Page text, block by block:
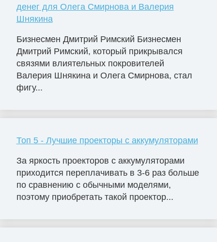
денег для Олега Смирнова и Валерия
Шнякина
Бизнесмен Дмитрий Римский Бизнесмен
Дмитрий Римский, который прикрывался
связями влиятельных покровителей
Валерия Шнякина и Олега Смирнова, стал
фигу...
Топ 5 - Лучшие проекторы с аккумуляторами
За яркость проекторов с аккумуляторами
приходится переплачивать в 3-6 раз больше
по сравнению с обычными моделями,
поэтому приобретать такой проектор...